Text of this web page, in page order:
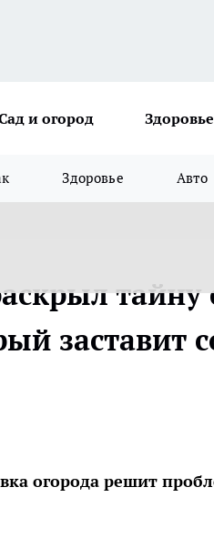
и огород Здоровье
Здоровье Авто
заставит
огорода решит